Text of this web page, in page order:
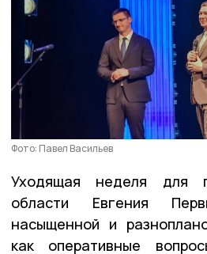
Фото: Павел Васильев
Уходящая неделя для
области Евгения
насыщенной и
как оперативные